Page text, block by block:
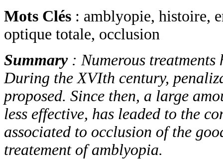
Mots Clés : amblyopie, histoire,
optique totale, occlusion
Summary: Numerous treatments
During the XVIth century,
proposed. Since then, a large
less effective, has leaded to the
associated to occlusion of the
treatement of amblyopia.